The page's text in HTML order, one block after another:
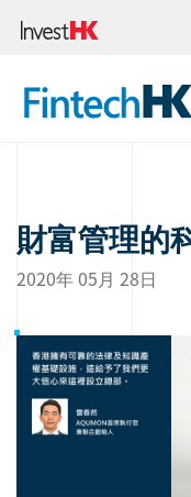
財富管理的
2020年 05月 28日